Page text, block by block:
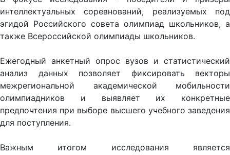
интеллектуальных соревнований, реализуемых под
эгидой Российского совета олимпиад школьников, а
также Всероссийской олимпиады школьников.
Ежегодный анкетный опрос вузов и статистический
анализ данных позволяет фиксировать векторы
межрегиональной академической мобильности
олимпиадников и выявляет их конкретные
предпочтения при выборе высшего учебного заведения
для поступления.
Важным итогом исследования является